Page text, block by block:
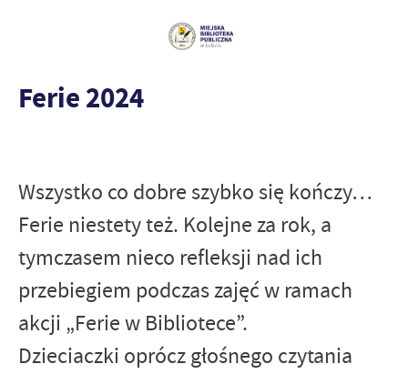
Ferie 2024
Wszystko co dobre szybko się kończy…
Ferie niestety też. Kolejne za rok, a
tymczasem nieco refleksji nad ich
przebiegiem podczas zajęć w ramach
akcji „Ferie w Bibliotece”.
Dzieciaczki oprócz głośnego czytania